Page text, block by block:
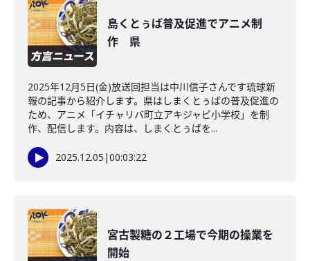
島くとぅば普及促進でアニメ制
作 県
2025年12月5日(金)放送回担当は中川信子さんです琉球新
報の記事から紹介します。県はしまくとぅばの普及促進の
ため、アニメ「イチャリバ町立アキジャビ小学校」を制
作、配信します。内容は、しまくとぅばを...
2025.12.05 |00:03:22
宮古製糖の２工場で今期の操業を
開始